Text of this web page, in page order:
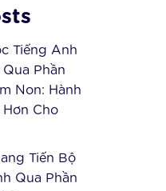
Tiếng Anh
Phần
Non: Hành
Hơn Cho
Tiến Bộ
Qua Phần